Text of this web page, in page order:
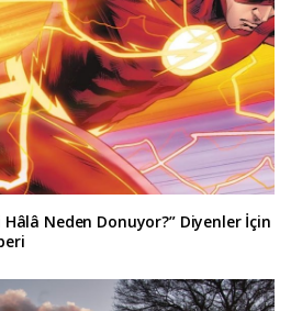
Hâlâ Neden Donuyor?” Diyenler İçin